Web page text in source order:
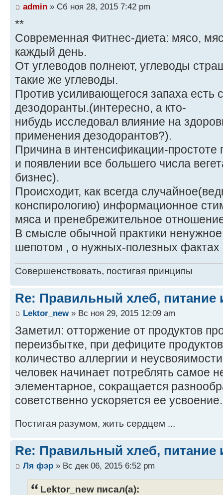
admin » Сб ноя 28, 2015 7:42 pm
**
Современная Фитнес-диета: мясо,
каждый день.
От углеводов полнеют, углеводы
такие же углеводы.
Против усиливающегося запаха есть
дезодоранты.(интересно, а кто-
нибудь исследовал влияние на
применения дезодорантов?).
Причина в интенсификации-простоте
и появлении все большего числа
бизнес).
Происходит, как всегда
конспирологию) информационное
мяса и пренебрежительное
В смысле обычной практики
шепотом , о нужных-полезных фактах
Совершенствовать, постигая принципы
Re: Правильный хлеб, питание
Lektor_new» Вс ноя 29, 2015 12:09 am
Заметил: отторжение от продуктов
переизбытке, при дефиците
количество аллергии и
человек начинает потреблять самое
элементарное, сокращается
советственно ускоряется ее усвоение.
Постигая разумом, жить сердцем ...
Re: Правильный хлеб, питание
Ля фэр » Вс дек 06, 2015 6:52 pm
Lektor_new писал(а):